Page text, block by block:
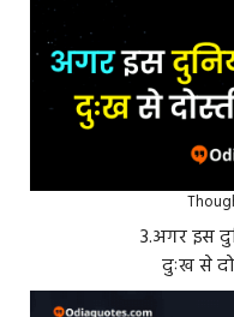
3.अगर इस
दुःख से